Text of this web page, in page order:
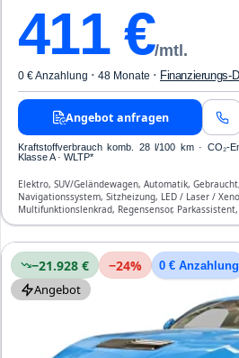
411€/mtl.
0 € Anzahlung · 48 Monate · Finanzierungs-
Angebot anfragen
Kraftstoffverbrauch komb. 28 l/100 km · CO₂-
Klasse A · WLTP*
Elektro, SUV/Geländewagen, Automatik,
Navigationssystem, Sitzheizung, LED / Laser /
Multifunktionslenkrad, Regensensor,
Bluetooth, Freisprecheinrichtung, ESP, ABS,
−21.928 € −24% 0 € Anzahlung
Angebot